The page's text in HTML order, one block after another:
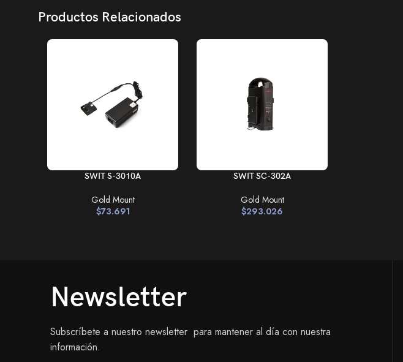
Productos Relacionados
AÑADIR AL CARRITO
SWIT S-3010A
Gold Mount
$73.691
AÑADIR AL CARRITO
SWIT SC-302A
Gold Mount
$293.026
Newsletter
Subscríbete a nuestro newsletter para mantener al día con nuestra
información.